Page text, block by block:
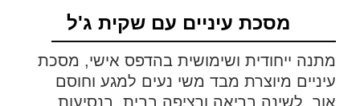
מסכת עיניים עם שקית ג'ל
מתנה ייחודית ושימושית בהדפס אישי, מסכת
עיניים מיוצרת מבד משי נעים למגע וחוסם
אור, לשינה בריאה ורציפה בבית, בנסיעות,